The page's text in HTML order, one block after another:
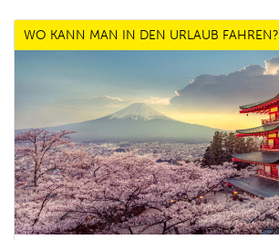
WO KANN MAN IN DEN URLAUB FAHREN?